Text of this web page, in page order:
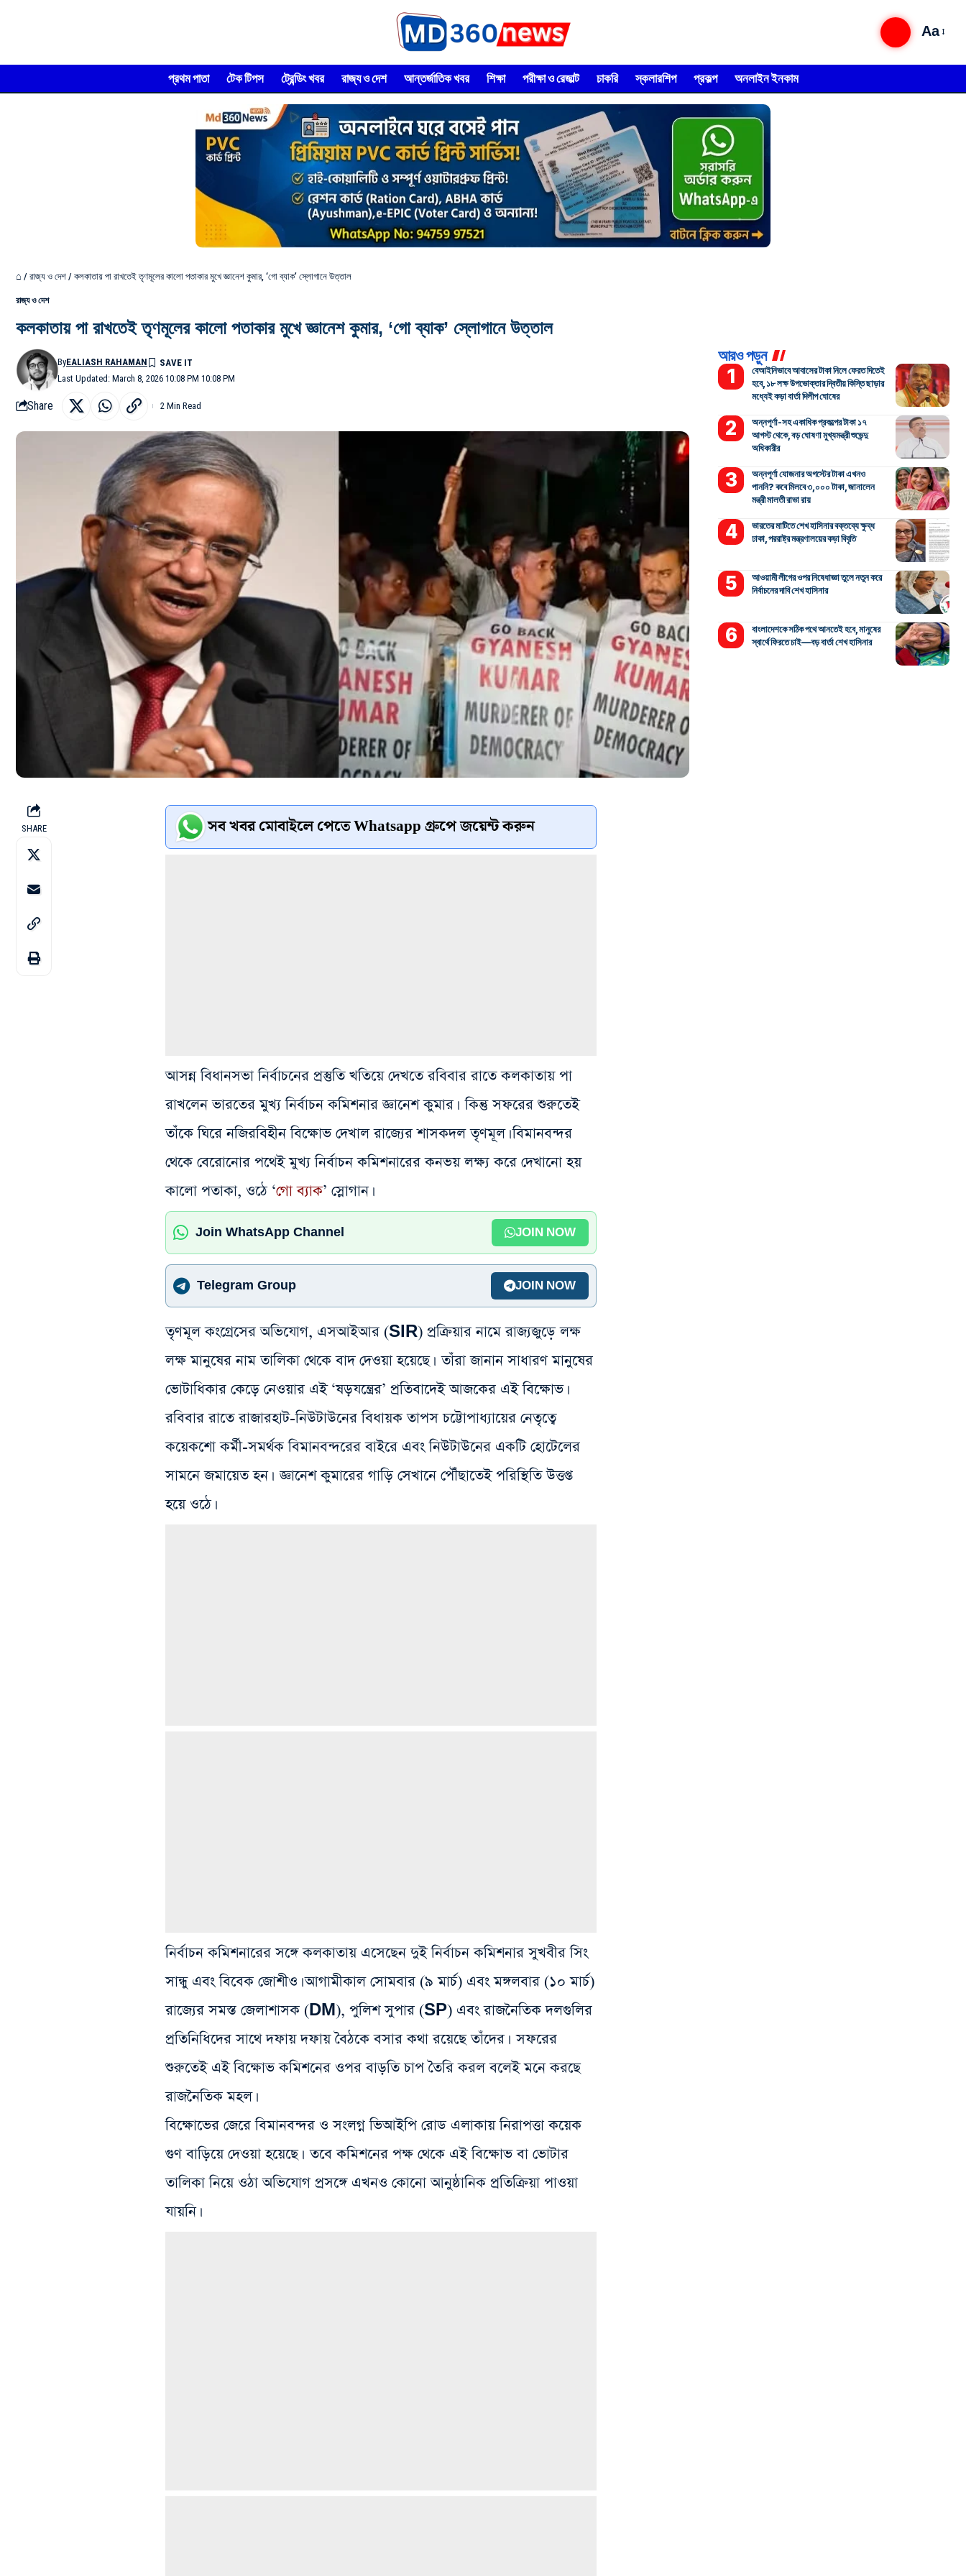
Aa
প্রথম পাতা টেক টিপস ট্রেন্ডিং খবর রাজ্য ও দেশ আন্তর্জাতিক খবর শিক্ষা পরীক্ষা ও রেজাল্ট চাকরি স্কলারশিপ প্রকল্প অনলাইন ইনকাম
⌂ / রাজ্য ও দেশ / কলকাতায় পা রাখতেই তৃণমূলের কালো পতাকার মুখে জ্ঞানেশ কুমার, ‘গো ব্যাক’ স্লোগানে উত্তাল
রাজ্য ও দেশ
কলকাতায় পা রাখতেই তৃণমূলের কালো পতাকার মুখে জ্ঞানেশ কুমার, ‘গো ব্যাক’ স্লোগানে উত্তাল
Last Updated: March 8, 2026 10:08 PM 10:08 PM
ByEALIASH RAHAMAN
Share 2 Min Read
SHARE সব খবর মোবাইলে পেতে Whatsapp গ্রুপে জয়েন্ট করুন
আসন্ন বিধানসভা নির্বাচনের প্রস্তুতি খতিয়ে দেখতে রবিবার রাতে কলকাতায় পা
রাখলেন ভারতের মুখ্য নির্বাচন কমিশনার জ্ঞানেশ কুমার। কিন্তু সফরের শুরুতেই
তাঁকে ঘিরে নজিরবিহীন বিক্ষোভ দেখাল রাজ্যের শাসকদল তৃণমূল। বিমানবন্দর
থেকে বেরোনোর পথেই মুখ্য নির্বাচন কমিশনারের কনভয় লক্ষ্য করে দেখানো হয়
কালো পতাকা, ওঠে ‘গো ব্যাক’ স্লোগান।
Join WhatsApp Channel JOIN NOW
Telegram Group JOIN NOW
তৃণমূল কংগ্রেসের অভিযোগ, এস‌আইআর (SIR) প্রক্রিয়ার নামে রাজ্যজুড়ে লক্ষ
লক্ষ মানুষের নাম তালিকা থেকে বাদ দেওয়া হয়েছে। তাঁরা জানান সাধারণ মানুষের
ভোটাধিকার কেড়ে নেওয়ার এই ‘ষড়যন্ত্রের’ প্রতিবাদেই আজকের এই বিক্ষোভ।
রবিবার রাতে রাজারহাট-নিউটাউনের বিধায়ক তাপস চট্টোপাধ্যায়ের নেতৃত্বে
কয়েকশো কর্মী-সমর্থক বিমানবন্দরের বাইরে এবং নিউটাউনের একটি হোটেলের
সামনে জমায়েত হন। জ্ঞানেশ কুমারের গাড়ি সেখানে পৌঁছাতেই পরিস্থিতি উত্তপ্ত
হয়ে ওঠে।
নির্বাচন কমিশনারের সঙ্গে কলকাতায় এসেছেন দুই নির্বাচন কমিশনার সুখবীর সিং
সান্ধু এবং বিবেক জোশীও। আগামীকাল সোমবার (৯ মার্চ) এবং মঙ্গলবার (১০ মার্চ)
রাজ্যের সমস্ত জেলাশাসক (DM), পুলিশ সুপার (SP) এবং রাজনৈতিক দলগুলির
প্রতিনিধিদের সাথে দফায় দফায় বৈঠকে বসার কথা রয়েছে তাঁদের। সফরের
শুরুতেই এই বিক্ষোভ কমিশনের ওপর বাড়তি চাপ তৈরি করল বলেই মনে করছে
রাজনৈতিক মহল।
বিক্ষোভের জেরে বিমানবন্দর ও সংলগ্ন ভিআইপি রোড এলাকায় নিরাপত্তা কয়েক
গুণ বাড়িয়ে দেওয়া হয়েছে। তবে কমিশনের পক্ষ থেকে এই বিক্ষোভ বা ভোটার
তালিকা নিয়ে ওঠা অভিযোগ প্রসঙ্গে এখনও কোনো আনুষ্ঠানিক প্রতিক্রিয়া পাওয়া
যায়নি।
আরও পড়ুন
বেআইনিভাবে আবাসের টাকা নিলে ফেরত দিতেই
হবে, ১৮ লক্ষ উপভোক্তার দ্বিতীয় কিস্তি ছাড়ার
মধ্যেই কড়া বার্তা দিলীপ ঘোষের
অন্নপূর্ণা-সহ একাধিক প্রকল্পের টাকা ১৭
আগস্ট থেকে, বড় ঘোষণা মুখ্যমন্ত্রী শুভেন্দু
অধিকারীর
অন্নপূর্ণা যোজনার অগস্টের টাকা এখনও
পাননি? কবে মিলবে ৩,০০০ টাকা, জানালেন
মন্ত্রী মালতী রাভা রায়
ভারতের মাটিতে শেখ হাসিনার বক্তব্যে ক্ষুব্ধ
ঢাকা, পররাষ্ট্র মন্ত্রণালয়ের কড়া বিবৃতি
আওয়ামী লীগের ওপর নিষেধাজ্ঞা তুলে নতুন করে
নির্বাচনের দাবি শেখ হাসিনার
বাংলাদেশকে সঠিক পথে আনতেই হবে, মানুষের
স্বার্থে ফিরতে চাই—বড় বার্তা শেখ হাসিনার